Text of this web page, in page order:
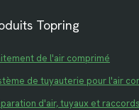
Topring
de l'air comprimé
de tuyauterie pour l'air
d'air, tuyaux et raccords